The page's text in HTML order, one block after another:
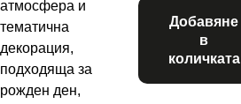
Добавяне
в
количката